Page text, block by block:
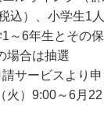
込）、小学生1
～6年生とその
場合は抽選
サービスより
火）9:00～6月